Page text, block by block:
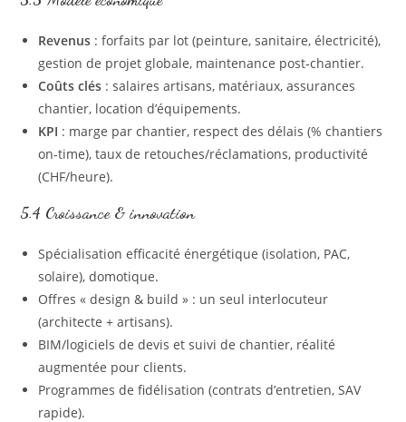
Revenus : forfaits par lot (peinture, sanitaire, électricité),
gestion de projet globale, maintenance post‑chantier.
Coûts clés : salaires artisans, matériaux, assurances
chantier, location d’équipements.
KPI : marge par chantier, respect des délais (% chantiers
on‑time), taux de retouches/réclamations, productivité
(CHF/heure).
5.4 Croissance & innovation
Spécialisation efficacité énergétique (isolation, PAC,
solaire), domotique.
Offres « design & build » : un seul interlocuteur
(architecte + artisans).
BIM/logiciels de devis et suivi de chantier, réalité
augmentée pour clients.
Programmes de fidélisation (contrats d’entretien, SAV
rapide).